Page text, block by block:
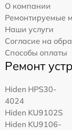
О компании
Ремонтируемые
Наши услуги
Согласие на
Способы оплаты
Ремонт
Hiden HPS30-
4024
Hiden KU9102S
Hiden KU9106-